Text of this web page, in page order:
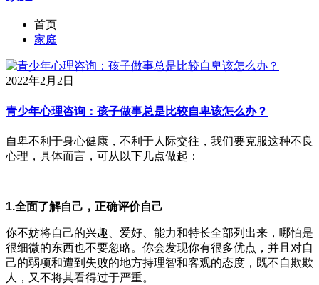
首页
家庭
2022年2月2日
青少年心理咨询：孩子做事总是比较自卑该怎么办？
自卑不利于身心健康，不利于人际交往，我们要克服这种不良
心理，具体而言，可从以下几点做起：
1.全面了解自己，正确评价自己
你不妨将自己的兴趣、爱好、能力和特长全部列出来，哪怕是
很细微的东西也不要忽略。你会发现你有很多优点，并且对自
己的弱项和遭到失败的地方持理智和客观的态度，既不自欺欺
人，又不将其看得过于严重。